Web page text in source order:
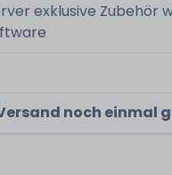
exklusive Zubehör
noch einmal